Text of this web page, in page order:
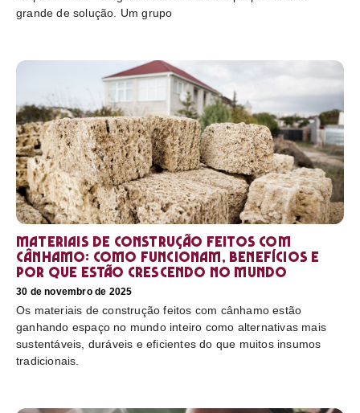
grande de solução. Um grupo
Materiais de construção feitos com
cânhamo: como funcionam, benefícios e
por que estão crescendo no mundo
30 de novembro de 2025
Os materiais de construção feitos com cânhamo estão
ganhando espaço no mundo inteiro como alternativas mais
sustentáveis, duráveis e eficientes do que muitos insumos
tradicionais.